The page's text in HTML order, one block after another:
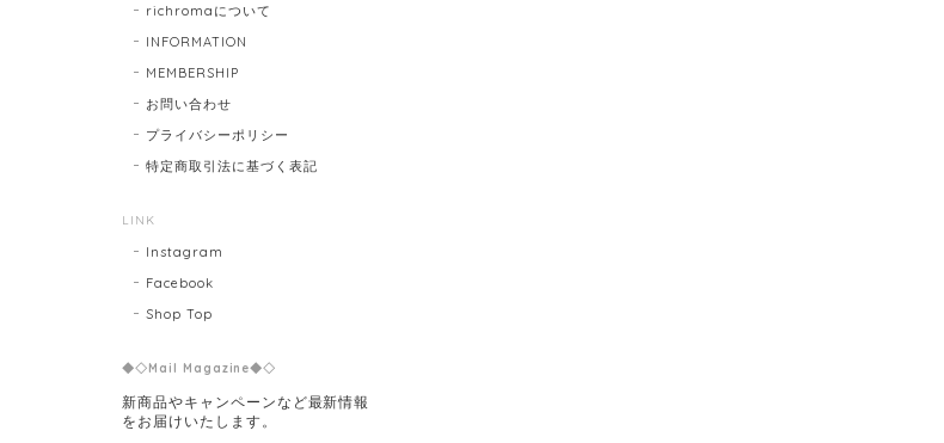
richromaについて
INFORMATION
MEMBERSHIP
お問い合わせ
プライバシーポリシー
特定商取引法に基づく表記
LINK
Instagram
Facebook
Shop Top
◆◇Mail Magazine◆◇
新商品やキャンペーンなど最新情報
をお届けいたします。